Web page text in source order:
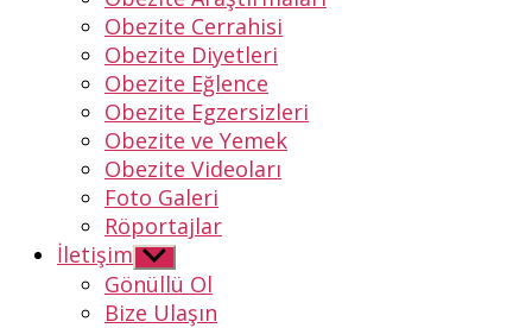
Obezite Cerrahisi
Obezite Diyetleri
Obezite Eğlence
Obezite Egzersizleri
Obezite ve Yemek
Obezite Videoları
Foto Galeri
Röportajlar
İletişim Alt
menüyü
göster
Gönüllü Ol
Bize Ulaşın